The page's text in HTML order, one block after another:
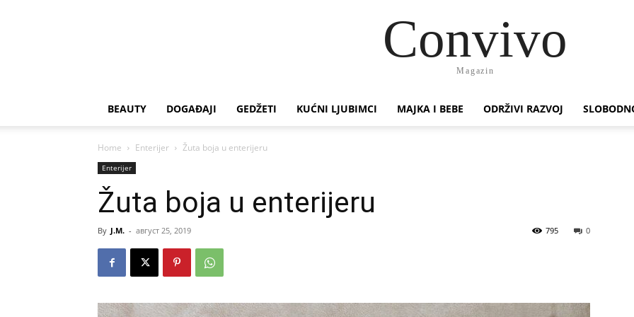
Convivo
Magazin
BEAUTY DOGAĐAJI GEDŽETI KUĆNI LJUBIMCI MAJKA I BEBE ODRŽIVI RAZVOJ
Home Enterijer Žuta boja u enterijeru
Enterijer
Žuta boja u enterijeru
By J.M. - август 25, 2019 0
795